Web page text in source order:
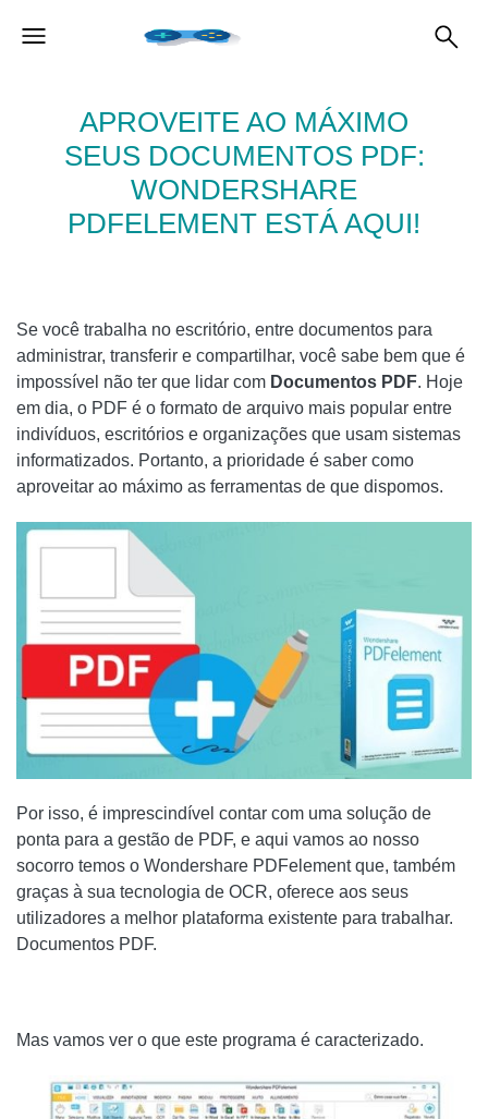
APROVEITE AO MÁXIMO
SEUS DOCUMENTOS PDF:
WONDERSHARE
PDFELEMENT ESTÁ AQUI!
Se você trabalha no escritório, entre documentos para
administrar, transferir e compartilhar, você sabe bem que é
impossível não ter que lidar com Documentos PDF. Hoje
em dia, o PDF é o formato de arquivo mais popular entre
indivíduos, escritórios e organizações que usam sistemas
informatizados. Portanto, a prioridade é saber como
aproveitar ao máximo as ferramentas de que dispomos.
Por isso, é imprescindível contar com uma solução de
ponta para a gestão de PDF, e aqui vamos ao nosso
socorro temos o Wondershare PDFelement que, também
graças à sua tecnologia de OCR, oferece aos seus
utilizadores a melhor plataforma existente para trabalhar.
Documentos PDF.
Mas vamos ver o que este programa é caracterizado.